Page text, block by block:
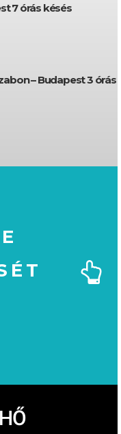
7 órás késés
– Budapest 3 órás